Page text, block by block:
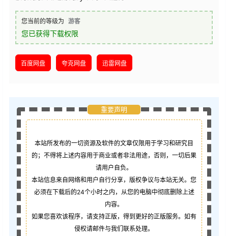
您当前的等级为 游客
您已获得下载权限
百度网盘 夸克网盘 迅雷网盘
重要声明
本站所发布的一切资源及软件的文章仅限用于学习和研究目
的；不得将上述内容用于商业或者非法用途，否则，一切后果
请用户自负。
本站信息来自网络和用户自行分享，版权争议与本站无关。您
必须在下载后的24个小时之内，从您的电脑中彻底删除上述
内容。
如果您喜欢该程序，请支持正版，得到更好的正版服务。如有
侵权请邮件与我们联系处理。